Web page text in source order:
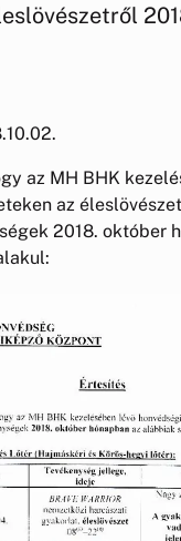
az MH BHK
az
2018. október